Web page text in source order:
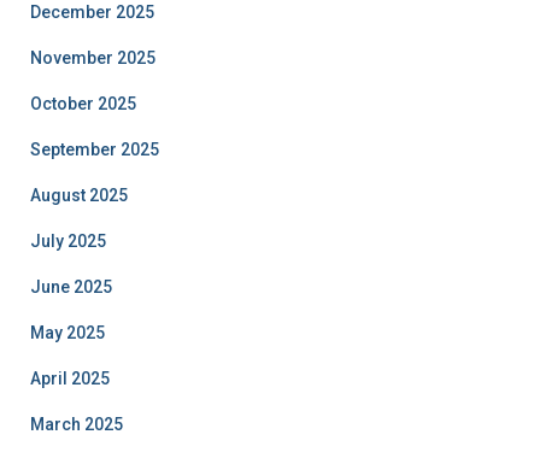
December 2025
November 2025
October 2025
September 2025
August 2025
July 2025
June 2025
May 2025
April 2025
March 2025